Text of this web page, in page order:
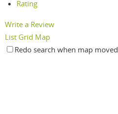
Rating
Write a Review
List Grid Map
Redo search when map moved